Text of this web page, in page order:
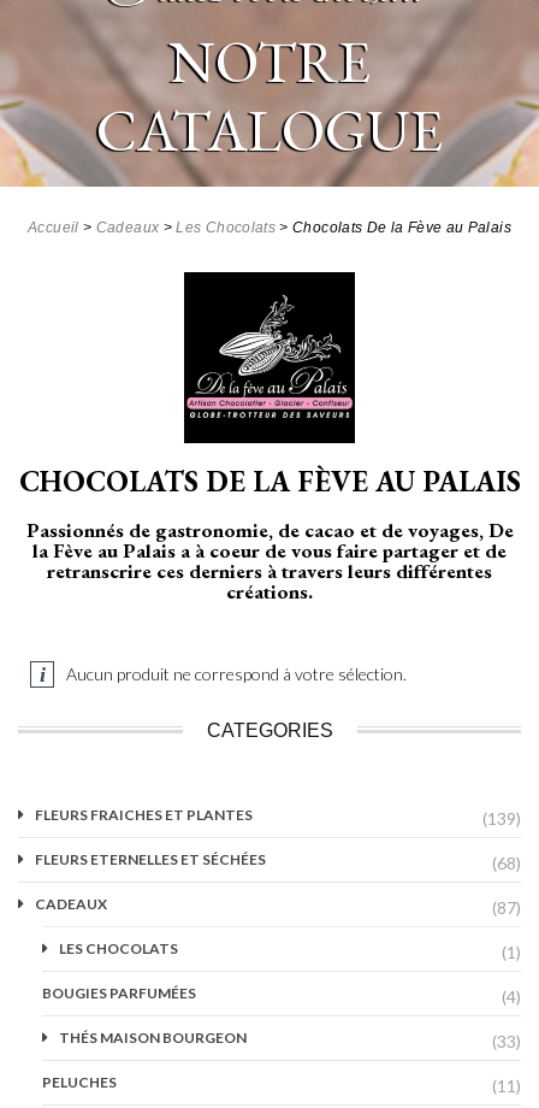
NOTRE
CATALOGUE
Accueil > Cadeaux > Les Chocolats > Chocolats De la Fève au Palais
CHOCOLATS DE LA FÈVEAU PALAIS
Passionnés de gastronomie, de cacao et de voyages, De
la Fève au Palais a à coeur de vous faire partager et de
retranscrire ces derniers à travers leurs différentes
créations.
Aucun produit ne correspond à votre sélection.
CATEGORIES
FLEURS FRAICHES ET PLANTES (139)
FLEURS ETERNELLES ET SÉCHÉES (68)
CADEAUX (87)
LES CHOCOLATS (1)
BOUGIES PARFUMÉES (4)
THÉS MAISON BOURGEON (33)
PELUCHES (11)